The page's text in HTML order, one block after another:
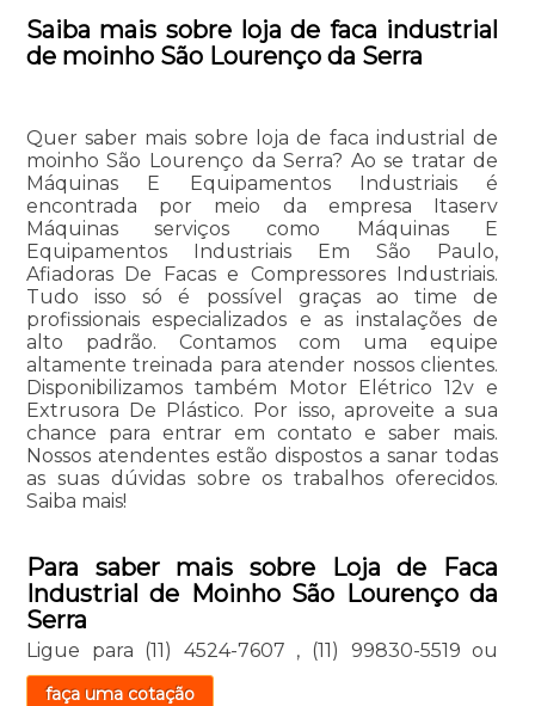
Saiba mais sobre loja de faca industrial
de moinho São Lourenço da Serra
Quer saber mais sobre loja de faca industrial de
moinho São Lourenço da Serra? Ao se tratar de
Máquinas E Equipamentos Industriais é
encontrada por meio da empresa Itaserv
Máquinas serviços como Máquinas E
Equipamentos Industriais Em São Paulo,
Afiadoras De Facas e Compressores Industriais.
Tudo isso só é possível graças ao time de
profissionais especializados e as instalações de
alto padrão. Contamos com uma equipe
altamente treinada para atender nossos clientes.
Disponibilizamos também Motor Elétrico 12v e
Extrusora De Plástico. Por isso, aproveite a sua
chance para entrar em contato e saber mais.
Nossos atendentes estão dispostos a sanar todas
as suas dúvidas sobre os trabalhos oferecidos.
Saiba mais!
Para saber mais sobre Loja de Faca
Industrial de Moinho São Lourenço da
Serra
Ligue para (11) 4524-7607 , (11) 99830-5519 ou
faça uma cotação